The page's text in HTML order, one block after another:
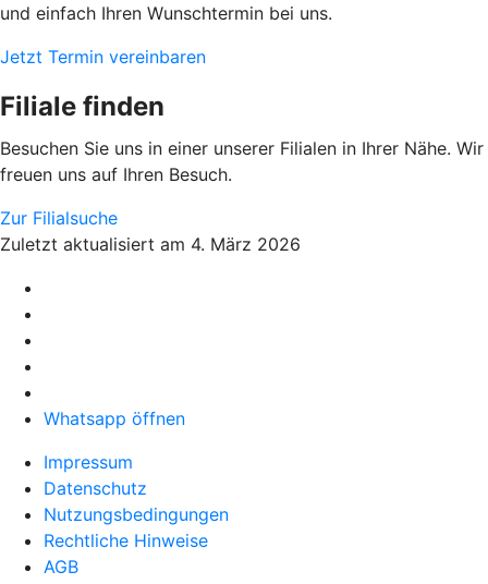
und einfach Ihren Wunschtermin bei uns.
Jetzt Termin vereinbaren
Filiale finden
Besuchen Sie uns in einer unserer Filialen in Ihrer Nähe. Wir
freuen uns auf Ihren Besuch.
Zur Filialsuche
Zuletzt aktualisiert am 4. März 2026
Whatsapp öffnen
Impressum
Datenschutz
Nutzungsbedingungen
Rechtliche Hinweise
AGB